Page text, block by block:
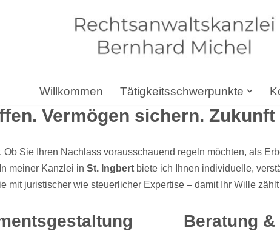
Willkommen Tätigkeitsschwerpunkte
Vermögen sichern.
Ob Sie Ihren Nachlass vorausschauend regeln möchten, als
meiner Kanzlei in St. Ingbert biete ich Ihnen individuelle,
mit juristischer wie steuerlicher Expertise – damit Ihr Wille
Beratung